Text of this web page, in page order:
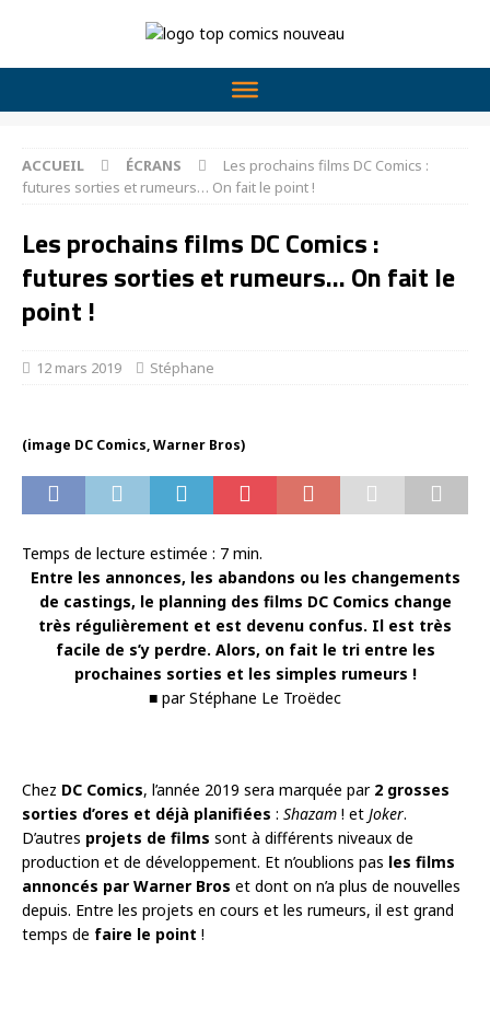
ACCUEIL ÉCRANS
Les prochains films DC Comics :
futures sorties et rumeurs… On fait le point !
Les prochains films DC Comics :
futures sorties et rumeurs… On fait le
point !
12 mars 2019 Stéphane
(image DC Comics, Warner Bros)
Temps de lecture estimée : 7 min.
Entre les annonces, les abandons ou les changements
de castings, le planning des films DC Comics change
très régulièrement et est devenu confus. Il est très
facile de s’y perdre. Alors, on fait le tri entre les
prochaines sorties et les simples rumeurs !
■ par Stéphane Le Troëdec
Chez DC Comics, l’année 2019 sera marquée par 2 grosses
sorties d’ores et déjà planifiées : Shazam ! et Joker.
D’autres projets de films sont à différents niveaux de
production et de développement. Et n’oublions pas les films
annoncés par Warner Bros et dont on n’a plus de nouvelles
depuis. Entre les projets en cours et les rumeurs, il est grand
temps de faire le point !